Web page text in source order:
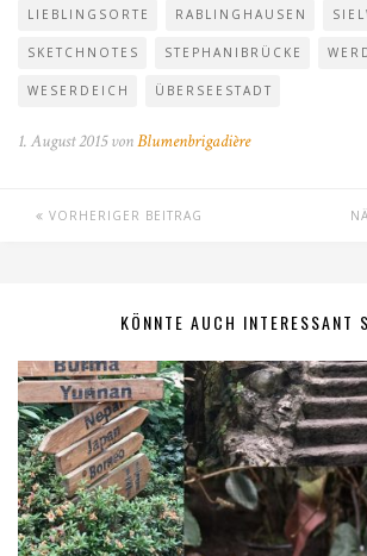
LIEBLINGSORTE RABLINGHAUSEN
SKETCHNOTES STEPHANIBRÜCKE
WESERDEICH ÜBERSEESTADT
1. August 2015 vonBlumenbrigadière
VORHERIGER BEITRAG
KÖNNTE AUCH INTERESSANT